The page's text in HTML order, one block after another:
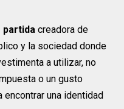
partidacreadora de
y la sociedad donde
a utilizar, no
o un gusto
una identidad